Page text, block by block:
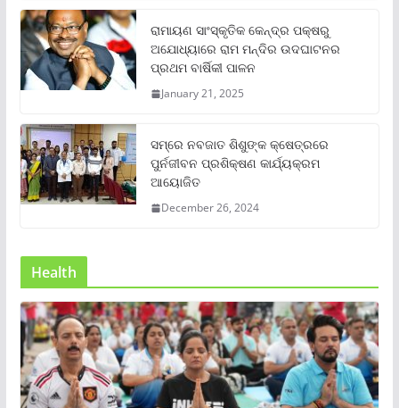
ରାମାୟଣ ସାଂସ୍କୃତିକ କେନ୍ଦ୍ର ପକ୍ଷରୁ
ଅଯୋଧ୍ୟାରେ ରାମ ମନ୍ଦିର ଉଦଘାଟନର
ପ୍ରଥମ ବାର୍ଷିକୀ ପାଳନ
January 21, 2025
ସମ୍‌ରେ ନବଜାତ ଶିଶୁଙ୍କ କ୍ଷେତ୍ରରେ
ପୁର୍ନଜୀବନ ପ୍ରଶିକ୍ଷଣ କାର୍ଯ୍ୟକ୍ରମ
ଆୟୋଜିତ
December 26, 2024
Health